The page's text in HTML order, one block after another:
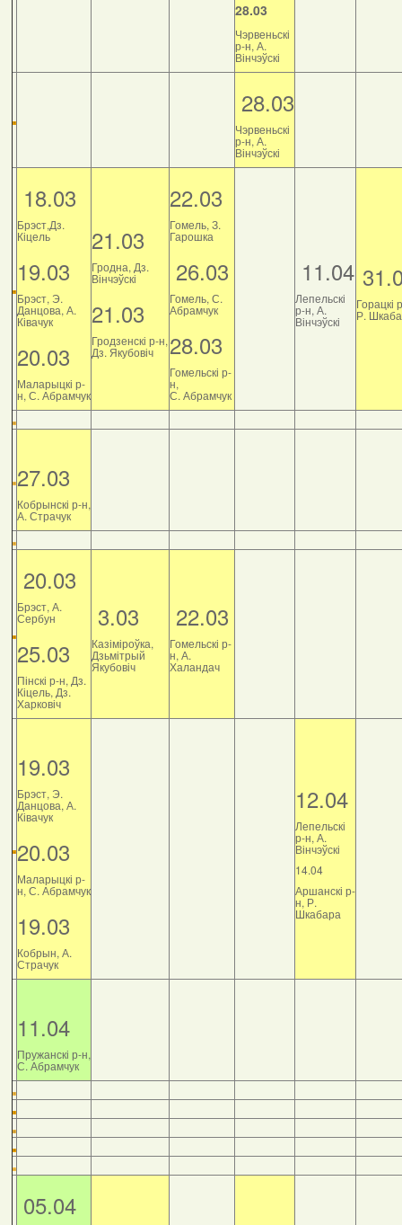
28.03
Чэрвеньскі
р-н, А.
Вінчэўскі
28.03
Чэрвеньскі
р-н, А.
Вінчэўскі
18.03
Брэст,Дз.
Кіцель
19.03
Брэст, Э.
Данцова, А.
Ківачук
20.03
Маларыцкі р-
н, С. Абрамчук
21.03
Гродна, Дз.
Вінчэўскі
21.03
Гродзенскі р-н,
Дз. Якубовіч
22.03
Гомель, З.
Гарошка
26.03
Гомель, С.
Абрамчук
28.03
Гомельскі р-
н,
С. Абрамчук
11.04
Лепельскі
р-н, А.
Вінчэўскі
Горацкі
Р.
27.03
Кобрынскі р-н,
А. Страчук
20.03
Брэст, А.
Сербун
25.03
Пінскі р-н, Дз.
Кіцель, Дз.
Харковіч
3.03
Казіміроўка,
Дзьмітрый
Якубовіч
22.03
Гомельскі р-
н, А.
Халандач
19.03
Брэст, Э.
Данцова, А.
Ківачук
20.03
Маларыцкі р-
н, С. Абрамчук
19.03
Кобрын, А.
Страчук
12.04
Лепельскі
р-н, А.
Вінчэўскі
14.04
Аршанскі р-
н, Р.
Шкабара
11.04
Пружанскі р-н,
С. Абрамчук
05.04